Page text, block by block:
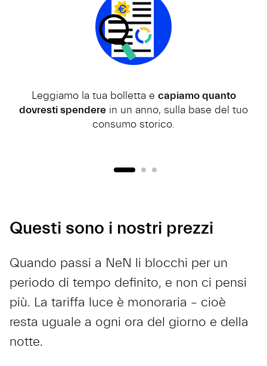
Leggiamo la tua bolletta e capiamo quanto
dovresti spendere in un anno, sulla base del tuo
consumo storico.
Questi sono i nostri prezzi
Quando passi a NeN li blocchi per un
periodo di tempo definito, e non ci pensi
più. La tariffa luce è monoraria – cioè
resta uguale a ogni ora del giorno e della
notte.